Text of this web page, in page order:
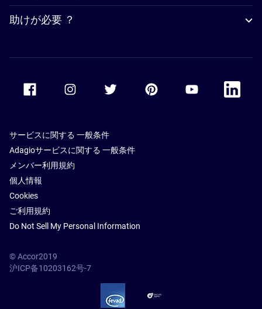
助けが必要 ？
Accor Youtube
Accor
サービスに関する 一般条件
Adagioサービスに関する 一般条件
メンバー利用規約
個人情報
Cookies
ご利用規約
Do Not Sell My Personal Information
© Accor2019
沪ICP备10203162号-7